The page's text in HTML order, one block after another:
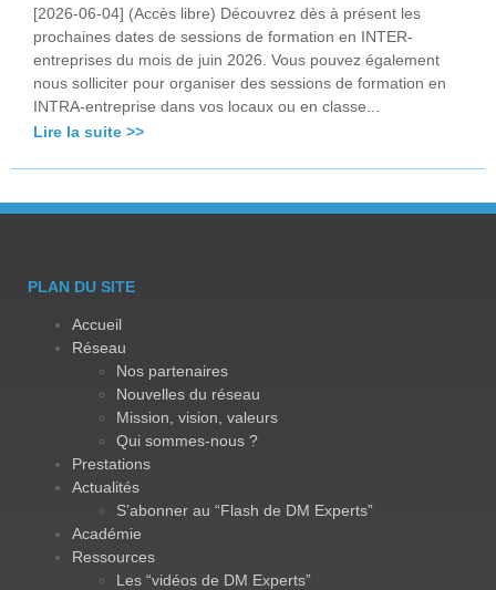
[2026-06-04] (Accès libre) Découvrez dès à présent les
prochaines dates de sessions de formation en INTER-
entreprises du mois de juin 2026. Vous pouvez également
nous solliciter pour organiser des sessions de formation en
INTRA-entreprise dans vos locaux ou en classe...
Lire la suite >>
PLAN DU SITE
Accueil
Réseau
Nos partenaires
Nouvelles du réseau
Mission, vision, valeurs
Qui sommes-nous ?
Prestations
Actualités
S’abonner au “Flash de DM Experts”
Académie
Ressources
Les “vidéos de DM Experts”